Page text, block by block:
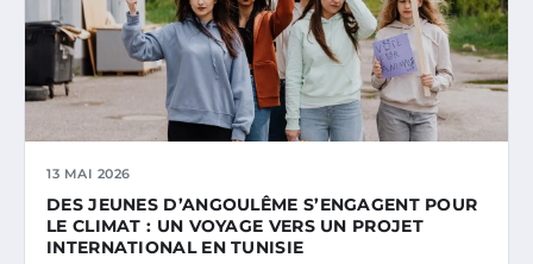
13 MAI 2026
DES JEUNES D’ANGOULÊME S’ENGAGENT POUR
LE CLIMAT : UN VOYAGE VERS UN PROJET
INTERNATIONAL EN TUNISIE